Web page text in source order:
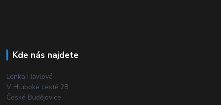
Kde nás najdete
Lenka Havlová
V Hluboké cestě 28
České Budějovice